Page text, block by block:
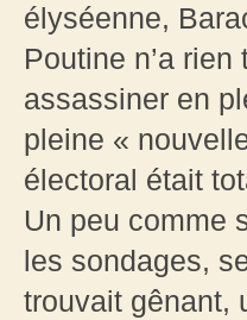
élyséenne,
Poutine n’a
assassiner en
pleine «
électoral était
Un peu comme
les sondages,
trouvait gênant,